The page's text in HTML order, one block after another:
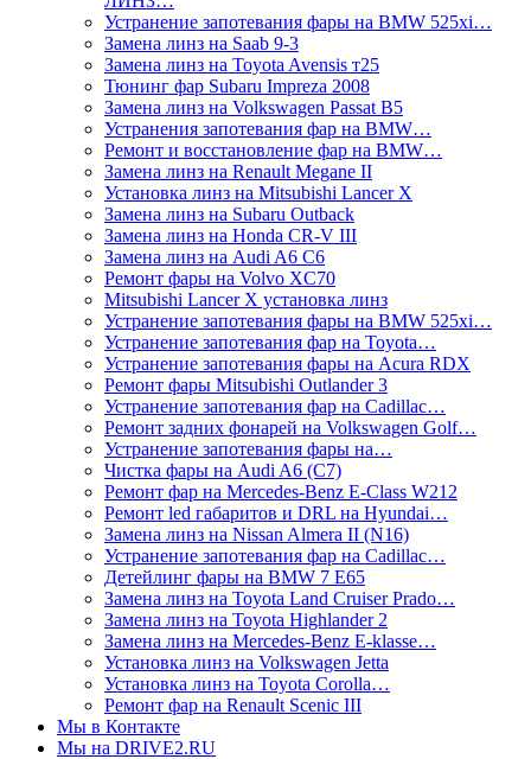
Устранение запотевания фары на BMW 525xi…
Замена линз на Saab 9-3
Замена линз на Toyota Avensis т25
Тюнинг фар Subaru Impreza 2008
Замена линз на Volkswagen Passat B5
Устранения запотевания фар на BMW…
Ремонт и восстановление фар на BMW…
Замена линз на Renault Megane II
Установка линз на Mitsubishi Lancer X
Замена линз на Subaru Outback
Замена линз на Honda CR-V III
Замена линз на Audi A6 C6
Ремонт фары на Volvo XC70
Mitsubishi Lancer X установка линз
Устранение запотевания фары на BMW 525xi…
Устранение запотевания фар на Toyota…
Устранение запотевания фары на Acura RDX
Ремонт фары Mitsubishi Outlander 3
Устранение запотевания фар на Cadillac…
Ремонт задних фонарей на Volkswagen Golf…
Устранение запотевания фары на…
Чистка фары на Audi A6 (C7)
Ремонт фар на Mercedes-Benz E-Class W212
Ремонт led габаритов и DRL на Hyundai…
Замена линз на Nissan Almera II (N16)
Устранение запотевания фар на Cadillac…
Детейлинг фары на BMW 7 E65
Замена линз на Toyota Land Cruiser Prado…
Замена линз на Toyota Highlander 2
Замена линз на Mercedes-Benz E-klasse…
Установка линз на Volkswagen Jetta
Установка линз на Toyota Corolla…
Ремонт фар на Renault Scenic III
Мы в Контакте
Мы на DRIVE2.RU